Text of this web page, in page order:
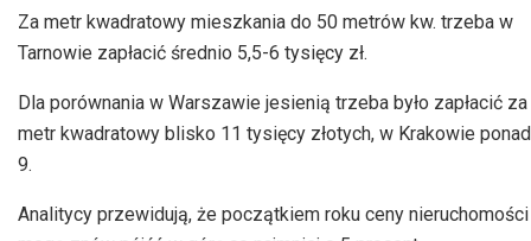
Za metr kwadratowy mieszkania do 50 metrów kw. trzeba w
Tarnowie zapłacić średnio 5,5-6 tysięcy zł.
Dla porównania w Warszawie jesienią trzeba było zapłacić za
metr kwadratowy blisko 11 tysięcy złotych, w Krakowie ponad
9.
Analitycy przewidują, że początkiem roku ceny nieruchomości